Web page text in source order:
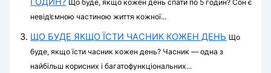
Що буде, якщо кожен день спати по 5 годин? Сон є
невід’ємною частиною життя кожної...
ЩО БУДЕ ЯКЩО ЇСТИ ЧАСНИК КОЖЕН ДЕНЬ Що
буде, якщо їсти часник кожен день? Часник — одна з
найбільш корисних і багатофункціональних...